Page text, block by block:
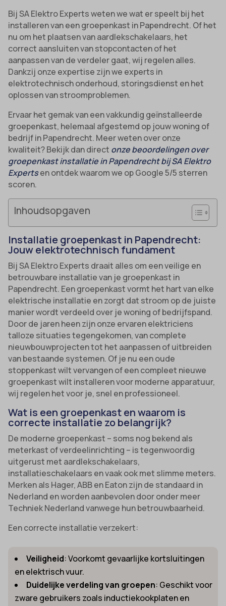
Bij SA Elektro Experts weten we wat er speelt bij het
installeren van een groepenkast in Papendrecht. Of het
nu om het plaatsen van aardlekschakelaars, het
correct aansluiten van stopcontacten of het
aanpassen van de verdeler gaat, wij regelen alles.
Dankzij onze expertise zijn we experts in
elektrotechnisch onderhoud, storingsdienst en het
oplossen van stroomproblemen.
Ervaar het gemak van een vakkundig geïnstalleerde
groepenkast, helemaal afgestemd op jouw woning of
bedrijf in Papendrecht. Meer weten over onze
kwaliteit? Bekijk dan direct onze beoordelingen over
groepenkast installatie in Papendrecht bij SA Elektro
Expertsen ontdek waarom we op Google 5/5 sterren
scoren.
Inhoudsopgaven
Installatie groepenkast in Papendrecht:
Jouw elektrotechnisch fundament
Bij SA Elektro Experts draait alles om een veilige en
betrouwbare installatie van je groepenkast in
Papendrecht. Een groepenkast vormt het hart van elke
elektrische installatie en zorgt dat stroom op de juiste
manier wordt verdeeld over je woning of bedrijfspand.
Door de jaren heen zijn onze ervaren elektriciens
talloze situaties tegengekomen, van complete
nieuwbouwprojecten tot het aanpassen of uitbreiden
van bestaande systemen. Of je nu een oude
stoppenkast wilt vervangen of een compleet nieuwe
groepenkast wilt installeren voor moderne apparatuur,
wij regelen het voor je, snel en professioneel.
Wat is een groepenkast en waarom is
correcte installatie zo belangrijk?
De moderne groepenkast – soms nog bekend als
meterkast of verdeelinrichting – is tegenwoordig
uitgerust met aardlekschakelaars,
installatieschakelaars en vaak ook met slimme meters.
Merken als Hager, ABB en Eaton zijn de standaard in
Nederland en worden aanbevolen door onder meer
Techniek Nederland vanwege hun betrouwbaarheid.
Een correcte installatie verzekert:
Veiligheid: Voorkomt gevaarlijke kortsluitingen
en elektrisch vuur.
Duidelijke verdeling van groepen: Geschikt voor
zware gebruikers zoals inductiekookplaten en